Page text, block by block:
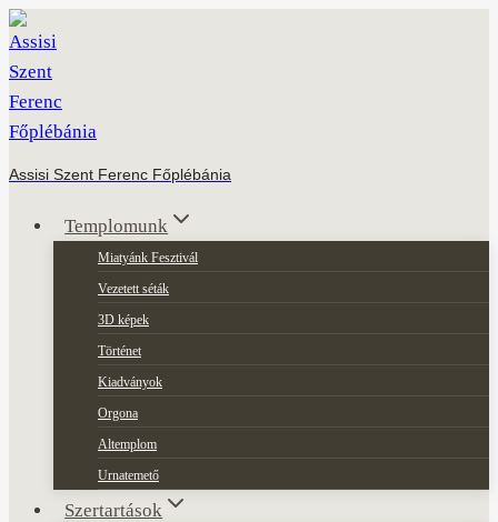
Skip
to
content
Assisi Szent Ferenc Főplébánia
Templomunk
Miatyánk Fesztivál
Vezetett séták
3D képek
Történet
Kiadványok
Orgona
Altemplom
Urnatemető
Szertartások